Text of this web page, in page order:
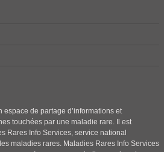
espace de partage d’informations et
touchées par une maladie rare. Il est
Rares Info Services, service national
maladies rares. Maladies Rares Info Services